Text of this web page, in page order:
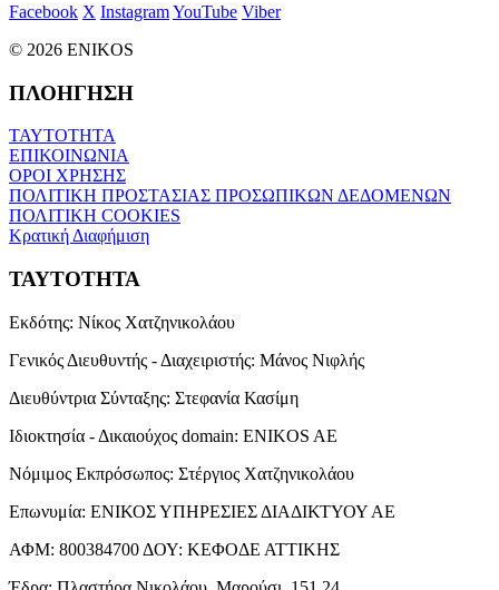
Facebook X InstagramYouTube Viber
© 2026 ENIKOS
ΠΛΟΗΓΗΣΗ
ΤΑΥΤΟΤΗΤΑ
ΕΠΙΚΟΙΝΩΝΙΑ
ΟΡΟΙ ΧΡΗΣΗΣ
ΠΟΛΙΤΙΚΗ ΠΡΟΣΤΑΣΙΑΣ ΠΡΟΣΩΠΙΚΩΝ ΔΕΔΟΜΕΝΩΝ
ΠΟΛΙΤΙΚΗ COOKIES
Κρατική Διαφήμιση
ΤΑΥΤΟΤΗΤΑ
Εκδότης: Νίκος Χατζηνικολάου
Γενικός Διευθυντής - Διαχειριστής: Μάνος Νιφλής
Διευθύντρια Σύνταξης: Στεφανία Κασίμη
Ιδιοκτησία - Δικαιούχος domain: ENIKOS AE
Νόμιμος Εκπρόσωπος: Στέργιος Χατζηνικολάου
Επωνυμία: ΕΝΙΚΟΣ ΥΠΗΡΕΣΙΕΣ ΔΙΑΔΙΚΤΥΟΥ ΑΕ
ΑΦΜ: 800384700 ΔΟΥ: ΚΕΦΟΔΕ ΑΤΤΙΚΗΣ